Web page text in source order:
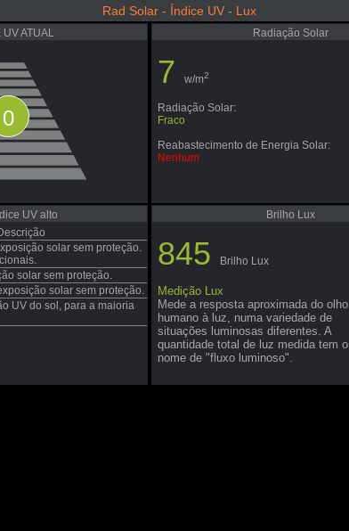
Rad Solar - Índice UV - Lux
UV ATUAL
0
Radiação Solar
7 w/m2
Radiação Solar:
Fraco
Reabastecimento de Energia Solar:
Nenhum
UV alto
solar sem proteção.
solar sem proteção.
solar sem proteção.
UV do sol, para a maioria
Brilho Lux
845 Brilho Lux
Medição Lux
Mede a resposta aproximada do olho
humano à luz, numa variedade de
situações luminosas diferentes. A
quantidade total de luz medida tem o
nome de "fluxo luminoso".